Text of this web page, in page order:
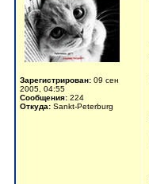
Зарегистрирован: 09 сен
2005, 04:55
Сообщения: 224
Откуда: Sankt-Peterburg